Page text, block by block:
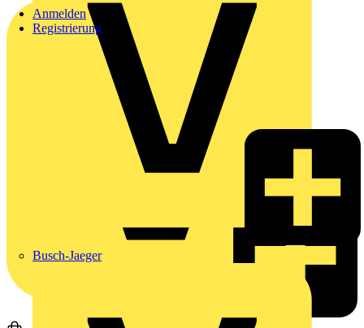
Busch-Jaeger
Anmelden
Registrierung